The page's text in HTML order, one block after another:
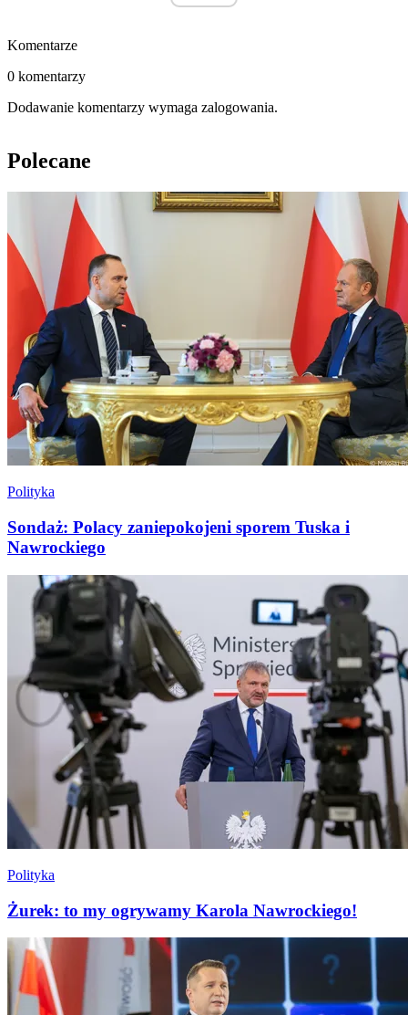
Komentarze
0 komentarzy
Dodawanie komentarzy wymaga zalogowania.
Polecane
Polityka
Sondaż: Polacy zaniepokojeni sporem Tuska i
Nawrockiego
Polityka
Żurek: to my ogrywamy Karola Nawrockiego!